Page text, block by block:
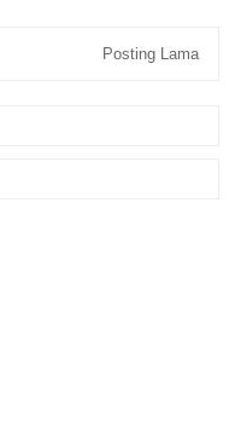
Posting Lama